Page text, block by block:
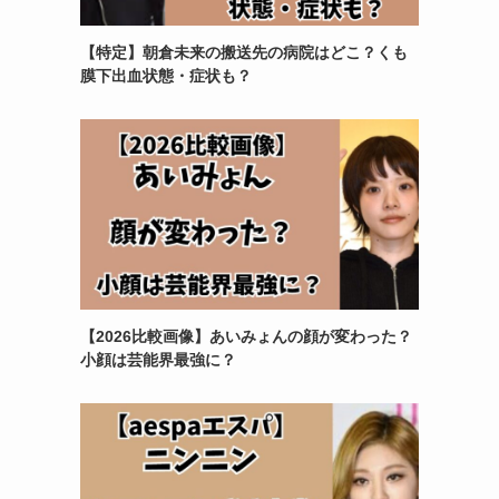
【特定】朝倉未来の搬送先の病院はどこ？くも
膜下出血状態・症状も？
【2026比較画像】あいみょんの顔が変わった？
小顔は芸能界最強に？